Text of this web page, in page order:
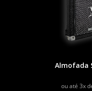
Almofada
ou até 3x